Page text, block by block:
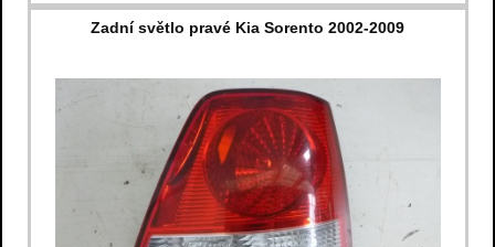
Zadní světlo pravé Kia Sorento 2002-2009